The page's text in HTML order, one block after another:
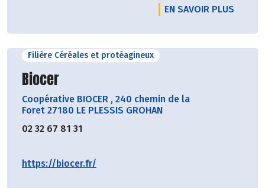
EN SAVOIR PLUS
Filière Céréales et protéagineux
Découvrir le producteur
Biocer
Coopérative BIOCER , 240 chemin de la
Foret 27180 LE PLESSIS GROHAN
02 32 67 81 31
https://biocer.fr/